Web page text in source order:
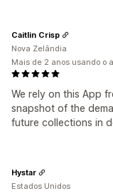
We rely on this App
snapshot of the
future collections in
Caitlin Crisp
Nova Zelândia
Mais de 2 anos usando o
Hystar
Estados Unidos